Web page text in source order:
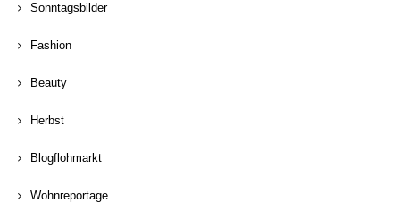
Sonntagsbilder
Fashion
Beauty
Herbst
Blogflohmarkt
Wohnreportage